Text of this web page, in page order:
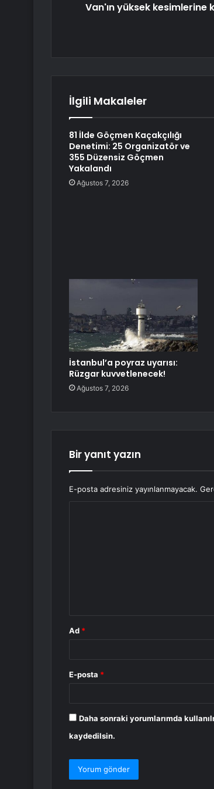
Van'ın yüksek kesimlerine
İlgili Makaleler
81 İlde Göçmen Kaçakçılığı
Denetimi: 25 Organizatör ve
355 Düzensiz Göçmen
Yakalandı
Ağustos 7, 2026
İstanbul’a poyraz uyarısı:
Rüzgar kuvvetlenecek!
Ağustos 7, 2026
Bir yanıt yazın
E-posta adresiniz yayınlanmayacak.
Ad *
E-posta *
Daha sonraki yorumlarımda
kaydedilsin.